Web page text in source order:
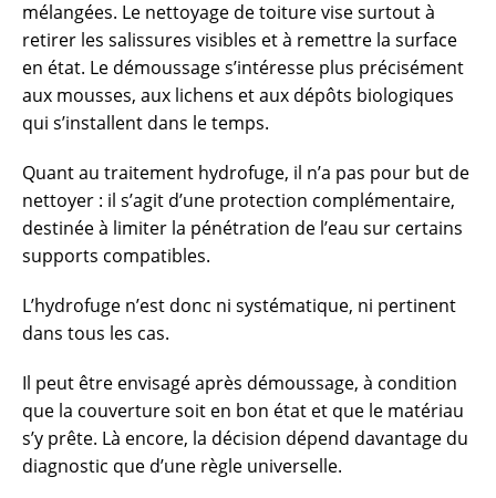
mélangées. Le nettoyage de toiture vise surtout à
retirer les salissures visibles et à remettre la surface
en état. Le démoussage s’intéresse plus précisément
aux mousses, aux lichens et aux dépôts biologiques
qui s’installent dans le temps.
Quant au traitement hydrofuge, il n’a pas pour but de
nettoyer : il s’agit d’une protection complémentaire,
destinée à limiter la pénétration de l’eau sur certains
supports compatibles.
L’hydrofuge n’est donc ni systématique, ni pertinent
dans tous les cas.
Il peut être envisagé après démoussage, à condition
que la couverture soit en bon état et que le matériau
s’y prête. Là encore, la décision dépend davantage du
diagnostic que d’une règle universelle.